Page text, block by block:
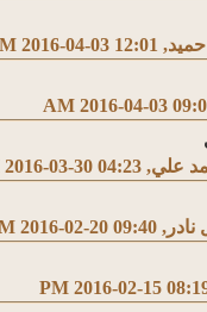
‏, 2016-04-03 12:01 PM
علي‏, 2016-03-30 04:23 PM
نادر ‏, 2016-02-20 09:40 PM